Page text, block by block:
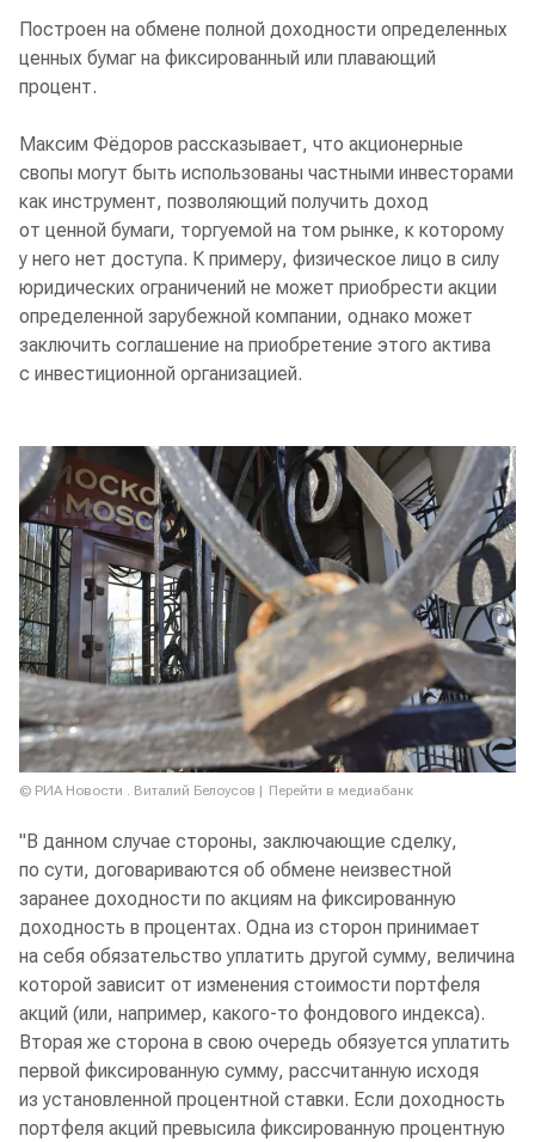
Построен на обмене полной доходности определенных
ценных бумаг на фиксированный или плавающий
процент.
Максим Фёдоров рассказывает, что акционерные
свопы могут быть использованы частными инвесторами
как инструмент, позволяющий получить доход
от ценной бумаги, торгуемой на том рынке, к которому
у него нет доступа. К примеру, физическое лицо в силу
юридических ограничений не может приобрести акции
определенной зарубежной компании, однако может
заключить соглашение на приобретение этого актива
с инвестиционной организацией.
© РИА Новости . Виталий Белоусов Перейти в медиабанк
"В данном случае стороны, заключающие сделку,
по сути, договариваются об обмене неизвестной
заранее доходности по акциям на фиксированную
доходность в процентах. Одна из сторон принимает
на себя обязательство уплатить другой сумму, величина
которой зависит от изменения стоимости портфеля
акций (или, например, какого-то фондового индекса).
Вторая же сторона в свою очередь обязуется уплатить
первой фиксированную сумму, рассчитанную исходя
из установленной процентной ставки. Если доходность
портфеля акций превысила фиксированную процентную